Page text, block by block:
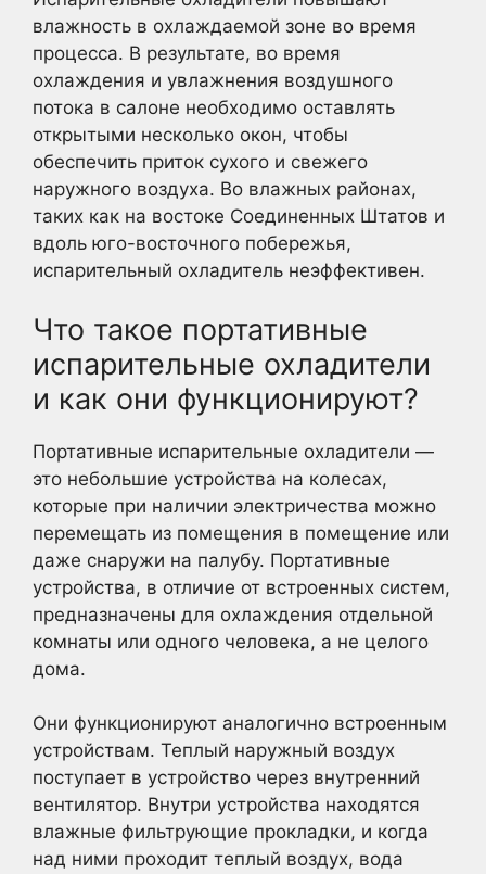
влажность в охлаждаемой зоне во время
процесса. В результате, во время
охлаждения и увлажнения воздушного
потока в салоне необходимо оставлять
открытыми несколько окон, чтобы
обеспечить приток сухого и свежего
наружного воздуха. Во влажных районах,
таких как на востоке Соединенных Штатов и
вдоль юго-восточного побережья,
испарительный охладитель неэффективен.
Что такое портативные
испарительные охладители
и как они функционируют?
Портативные испарительные охладители —
это небольшие устройства на колесах,
которые при наличии электричества можно
перемещать из помещения в помещение или
даже снаружи на палубу. Портативные
устройства, в отличие от встроенных систем,
предназначены для охлаждения отдельной
комнаты или одного человека, а не целого
дома.
Они функционируют аналогично встроенным
устройствам. Теплый наружный воздух
поступает в устройство через внутренний
вентилятор. Внутри устройства находятся
влажные фильтрующие прокладки, и когда
над ними проходит теплый воздух, вода